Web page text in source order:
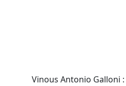
Vinous Antonio Galloni :